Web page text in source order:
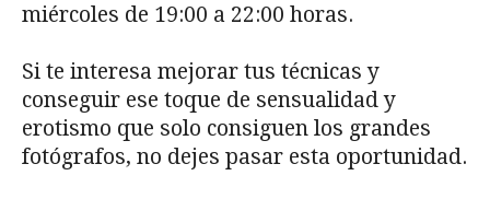
miércoles de 19:00 a 22:00 horas.
Si te interesa mejorar tus técnicas y
conseguir ese toque de sensualidad y
erotismo que solo consiguen los grandes
fotógrafos, no dejes pasar esta oportunidad.